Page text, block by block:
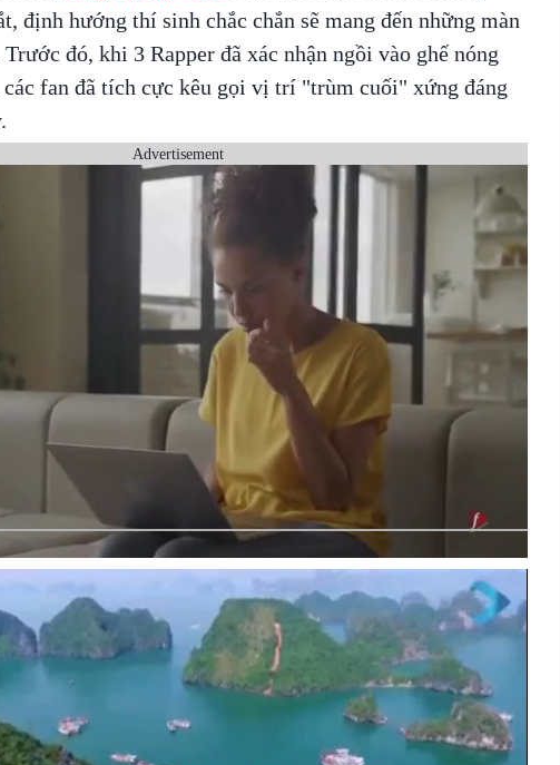
định hướng thí sinh chắc chắn sẽ mang đến những màn
đó, khi 3 Rapper đã xác nhận ngồi vào ghế nóng
fan đã tích cực kêu gọi vị trí "trùm cuối" xứng đáng
Advertisement